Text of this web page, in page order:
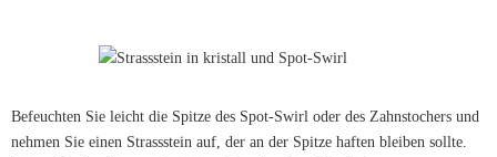
Befeuchten Sie leicht die Spitze des Spot-Swirl oder des Zahnstochers und
nehmen Sie einen Strassstein auf, der an der Spitze haften bleiben sollte.